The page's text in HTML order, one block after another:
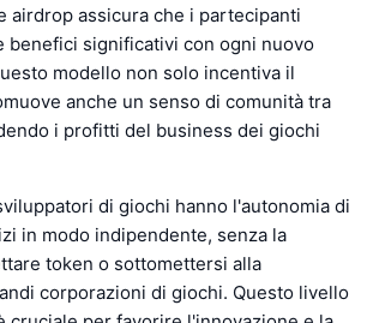
airdrop assicura che i partecipanti
benefici significativi con ogni nuovo
modello non solo incentiva il
anche un senso di comunità tra
i profitti del business dei giochi
di giochi hanno l'autonomia di
in modo indipendente, senza la
token o sottomettersi alla
corporazioni di giochi. Questo livello